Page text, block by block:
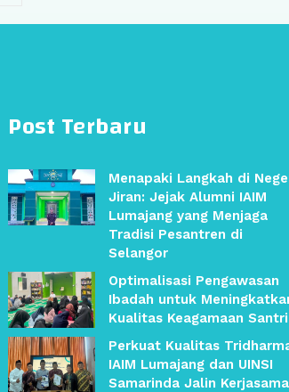
Post Terbaru
Menapaki Langkah di
Jiran: Jejak Alumni IAIM
Lumajang yang Menjaga
Tradisi Pesantren di
Selangor
Optimalisasi Pengawasan
Ibadah untuk
Kualitas Keagamaan Santri
Perkuat Kualitas
IAIM Lumajang dan UINSI
Samarinda Jalin Kerjasama